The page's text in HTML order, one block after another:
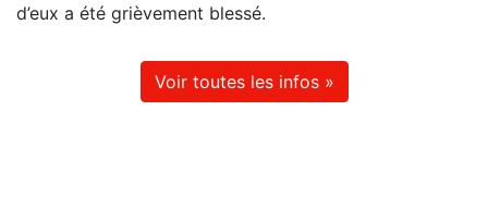
d’eux a été grièvement blessé.
Voir toutes les infos »